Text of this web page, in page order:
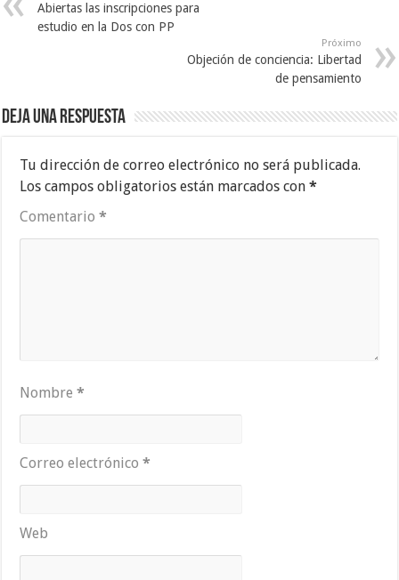
Abiertas las inscripciones para
estudio en la Dos con PP
Próximo
Objeción de conciencia: Libertad
de pensamiento
Deja una respuesta
Tu dirección de correo electrónico no será publicada.
Los campos obligatorios están marcados con*
Comentario*
Nombre*
Correo electrónico*
Web